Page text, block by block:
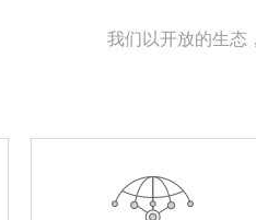
我们以开放的生态